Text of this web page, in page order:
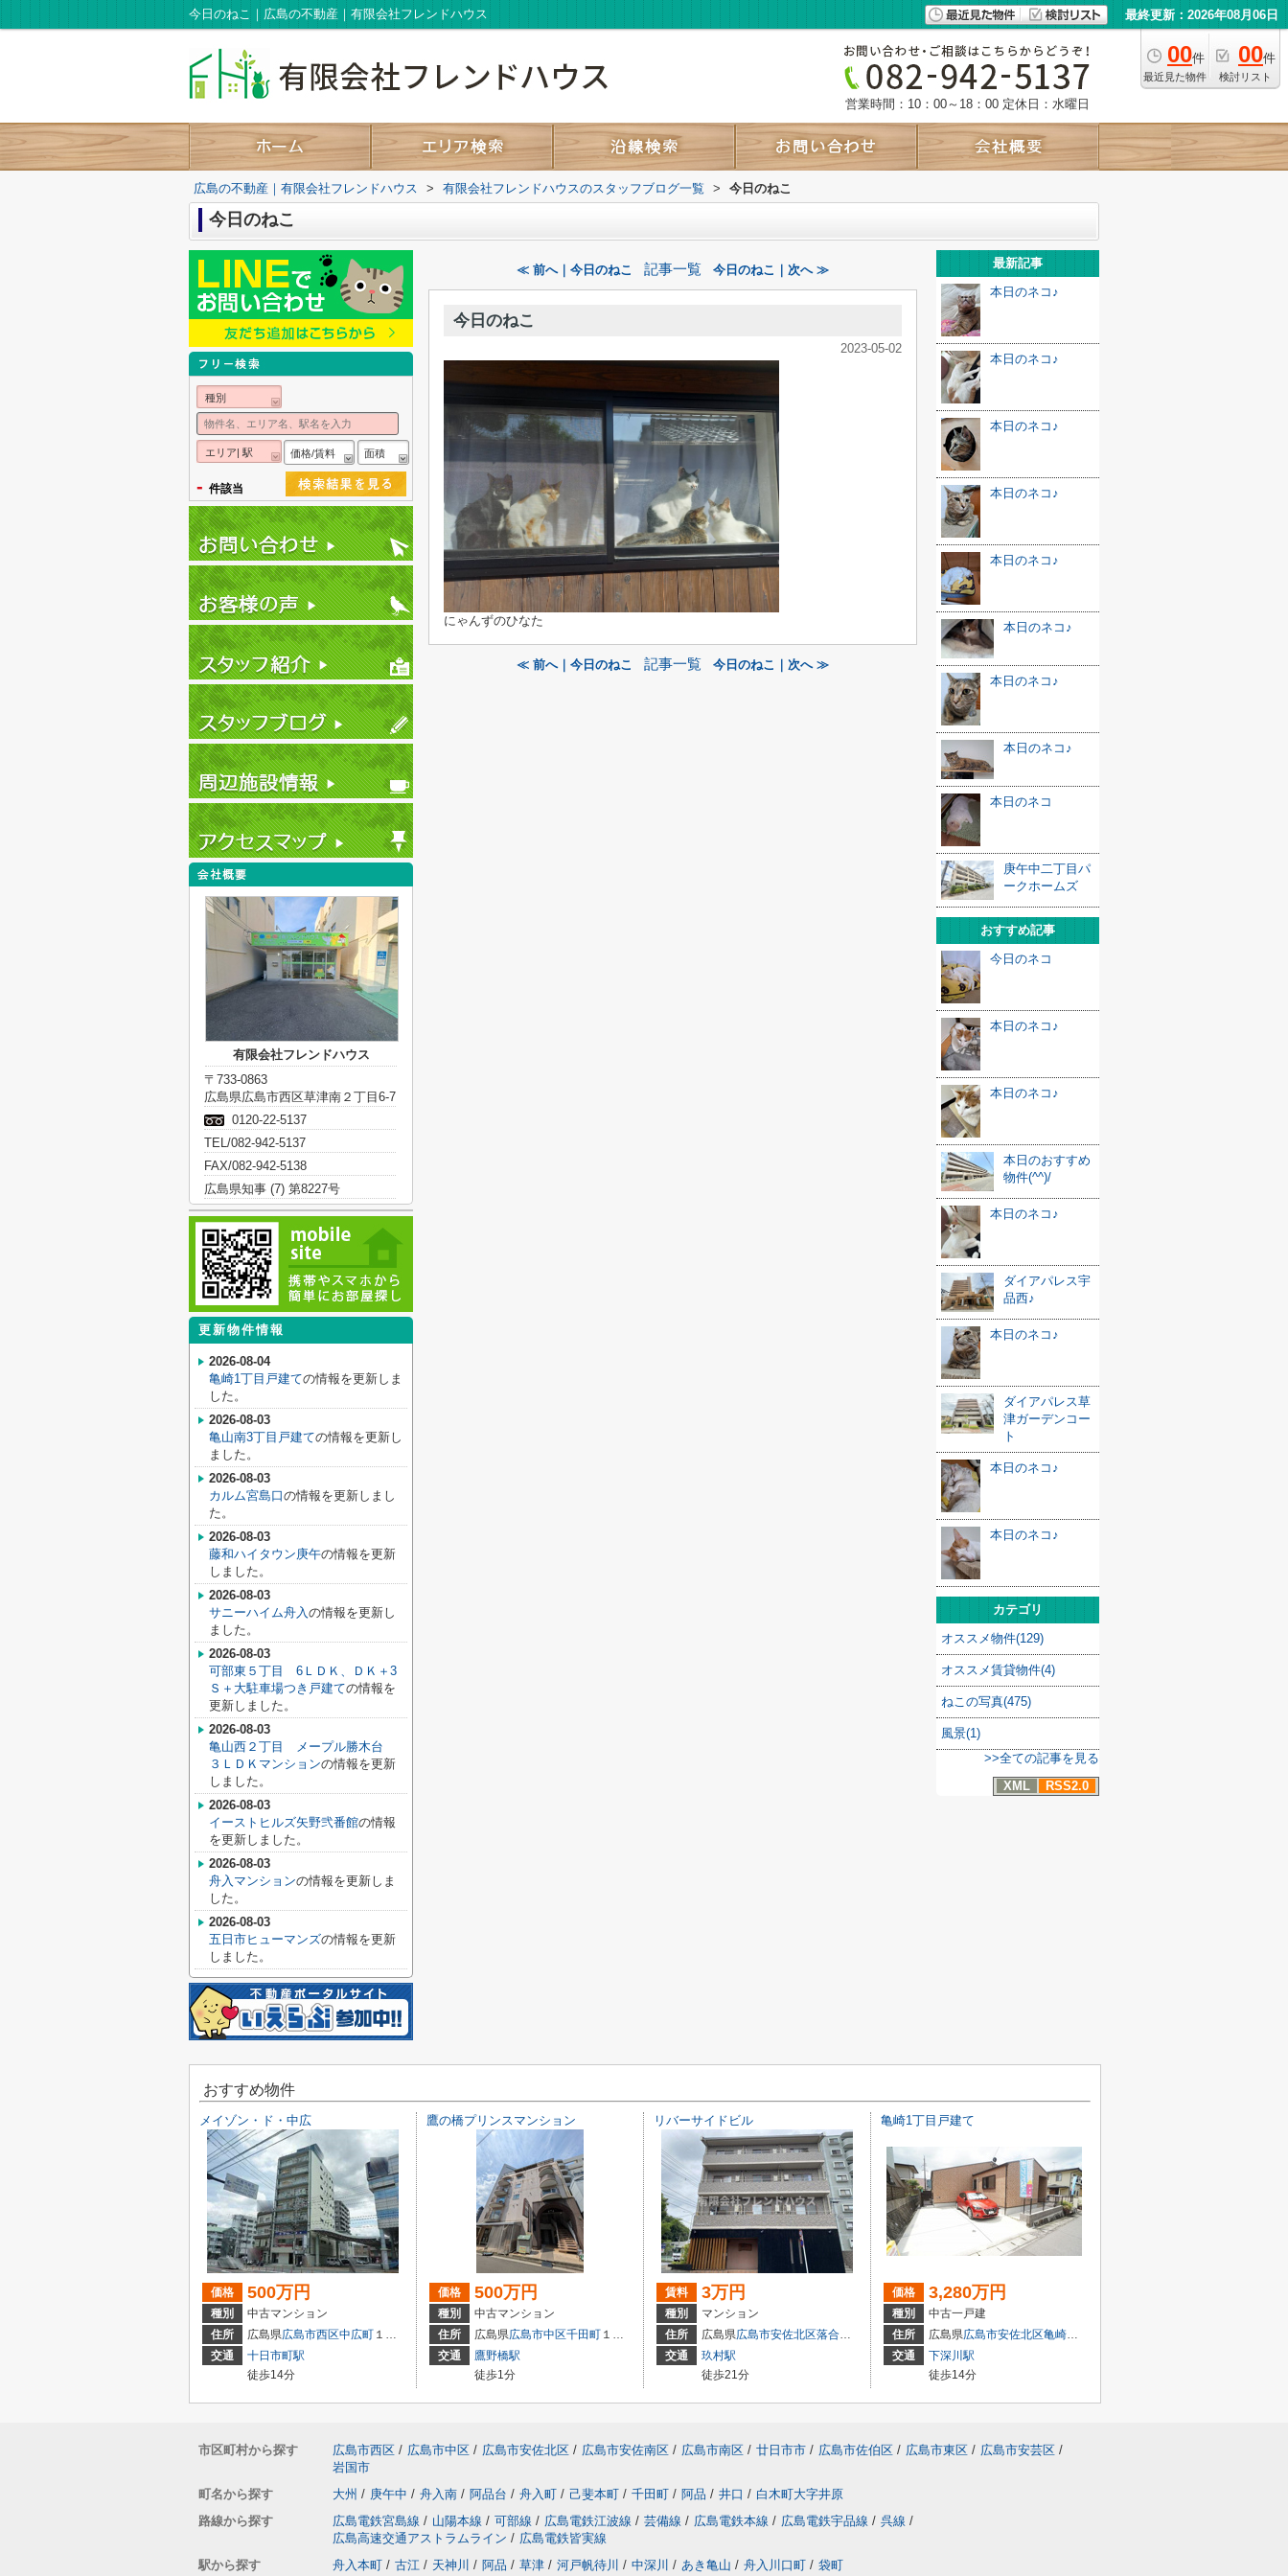
今日のねこ｜広島の不動産｜有限会社フレンドハウス 最終更新：2026年08月06日
00件
最近見た物件
00件
検討リスト
営業時間：10：00～18：00 定休日：水曜日
広島の不動産｜有限会社フレンドハウス > 有限会社フレンドハウスのスタッフブログ一覧 > 今日のねこ
今日のねこ
≪ 前へ｜今日のねこ 記事一覧 今日のねこ｜次へ ≫
今日のねこ
2023-05-02
にゃんずのひなた
≪ 前へ｜今日のねこ 記事一覧 今日のねこ｜次へ ≫
最新記事
本日のネコ♪
本日のネコ♪
本日のネコ♪
本日のネコ♪
本日のネコ♪
本日のネコ♪
本日のネコ♪
本日のネコ♪
本日のネコ
庚午中二丁目パ
ークホームズ
おすすめ記事
今日のネコ
本日のネコ♪
本日のネコ♪
本日のおすすめ
物件(^^)/
本日のネコ♪
ダイアパレス宇
品西♪
本日のネコ♪
ダイアパレス草
津ガーデンコー
ト
本日のネコ♪
本日のネコ♪
カテゴリ
オススメ物件(129)
オススメ賃貸物件(4)
ねこの写真(475)
風景(1)
>>全ての記事を見る
XML
RSS2.0
種別
エリア| 駅 価格/賃料 面積
- 件該当
有限会社フレンドハウス
〒733-0863
広島県広島市西区草津南２丁目6-7
0120-22-5137
TEL/082-942-5137
FAX/082-942-5138
広島県知事 (7) 第8227号
更新物件情報
2026-08-04
亀崎1丁目戸建ての情報を更新しま
した。
2026-08-03
亀山南3丁目戸建ての情報を更新し
ました。
2026-08-03
カルム宮島口の情報を更新しまし
た。
2026-08-03
藤和ハイタウン庚午の情報を更新
しました。
2026-08-03
サニーハイム舟入の情報を更新し
ました。
2026-08-03
可部東５丁目 6ＬＤＫ、ＤＫ＋3
Ｓ＋大駐車場つき戸建ての情報を
更新しました。
2026-08-03
亀山西２丁目 メープル勝木台
３ＬＤＫマンションの情報を更新
しました。
2026-08-03
イーストヒルズ矢野弐番館の情報
を更新しました。
2026-08-03
舟入マンションの情報を更新しま
した。
2026-08-03
五日市ヒューマンズの情報を更新
しました。
おすすめ物件
メイゾン・ド・中広
価格 500万円
種別
中古マンション
住所
広島県広島市西区中広町 １丁目3-18
交通
十日市町駅
徒歩14分
鷹の橋プリンスマンション
価格 500万円
種別
中古マンション
住所
広島県広島市中区千田町 １丁目3-9
交通
鷹野橋駅
徒歩1分
リバーサイドビル
賃料 3万円
種別
マンション
住所
広島県広島市安佐北区落合南
２丁目1-18
交通
玖村駅
徒歩21分
亀崎1丁目戸建て
価格 3,280万円
種別
中古一戸建
住所
広島県広島市安佐北区亀崎１丁目8
交通
下深川駅
徒歩14分
市区町村から探す 広島市西区 / 広島市中区 / 広島市安佐北区 / 広島市安佐南区 / 広島市南区 / 廿日市市 / 広島市佐伯区 / 広島市東区 / 広島市安芸区 /
岩国市
町名から探す
大州 / 庚午中 / 舟入南 / 阿品台 / 舟入町 / 己斐本町 / 千田町 / 阿品 / 井口 / 白木町大字井原
路線から探す
広島電鉄宮島線 / 山陽本線 / 可部線 / 広島電鉄江波線 / 芸備線 / 広島電鉄本線 / 広島電鉄宇品線 / 呉線 /
広島高速交通アストラムライン / 広島電鉄皆実線
駅から探す
舟入本町 / 古江 / 天神川 / 阿品 / 草津 / 河戸帆待川 / 中深川 / あき亀山 / 舟入川口町 / 袋町